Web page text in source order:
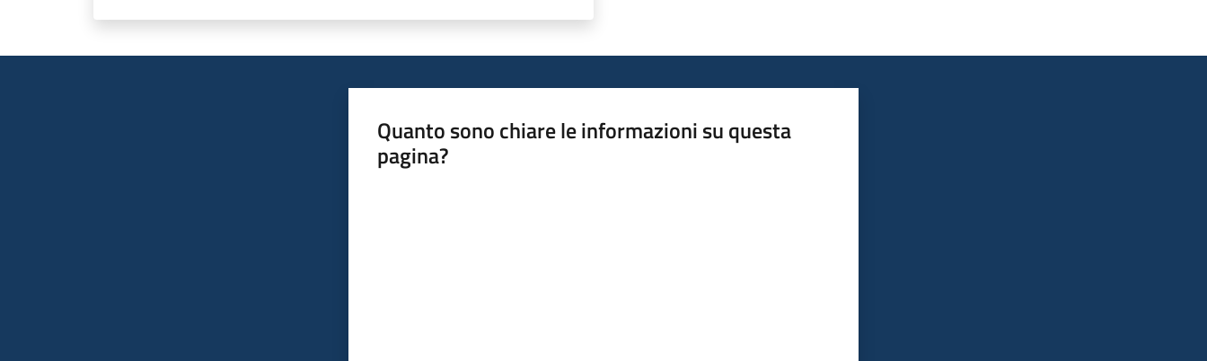
Quanto sono chiare le informazioni su questa
pagina?